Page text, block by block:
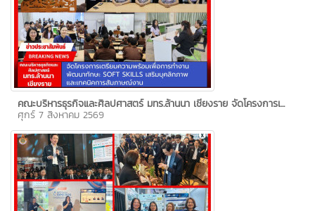
คณะบริหารธุรกิจและศิลปศาสตร์ มทร.ล้านนา เชียงราย จัดโครงการเ...
ศุกร์ 7 สิงหาคม 2569